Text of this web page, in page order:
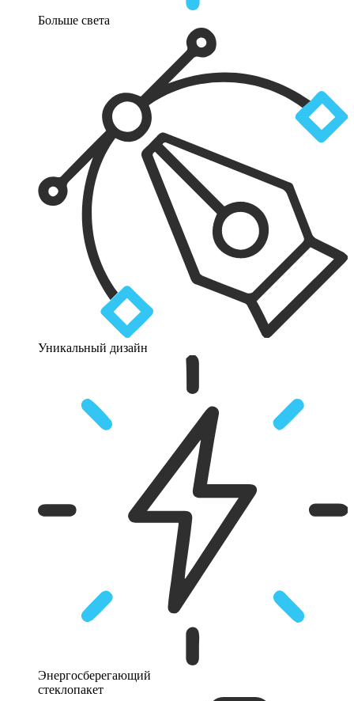
Больше света
Уникальный дизайн
Энергосберегающий
стеклопакет